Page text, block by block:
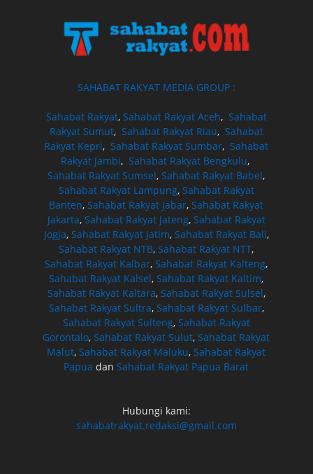
SAHABAT RAKYAT MEDIA GROUP :
Sahabat Rakyat, Sahabat Rakyat Aceh, Sahabat
Rakyat Sumut, Sahabat Rakyat Riau, Sahabat
Rakyat Kepri,Sahabat Rakyat Sumbar,Sahabat
Rakyat Jambi, Sahabat Rakyat Bengkulu,
Sahabat Rakyat Sumsel,Sahabat Rakyat Babel,
Sahabat Rakyat Lampung, Sahabat Rakyat
Banten,Sahabat Rakyat Jabar,Sahabat Rakyat
Jakarta, Sahabat Rakyat Jateng, Sahabat Rakyat
Jogja, Sahabat Rakyat Jatim, Sahabat Rakyat Bali,
Sahabat Rakyat NTB,Sahabat Rakyat NTT,
Sahabat Rakyat Kalbar,Sahabat Rakyat Kalteng,
Sahabat Rakyat Kalsel,Sahabat Rakyat Kaltim,
Sahabat Rakyat Kaltara, Sahabat Rakyat Sulsel,
Sahabat Rakyat Sultra, Sahabat Rakyat Sulbar,
Sahabat Rakyat Sulteng, Sahabat Rakyat
Gorontalo,Sahabat Rakyat Sulut,Sahabat Rakyat
Malut,Sahabat Rakyat Maluku,Sahabat Rakyat
Papua danSahabat Rakyat Papua Barat
Hubungi kami:
sahabatrakyat.redaksi@gmail.com